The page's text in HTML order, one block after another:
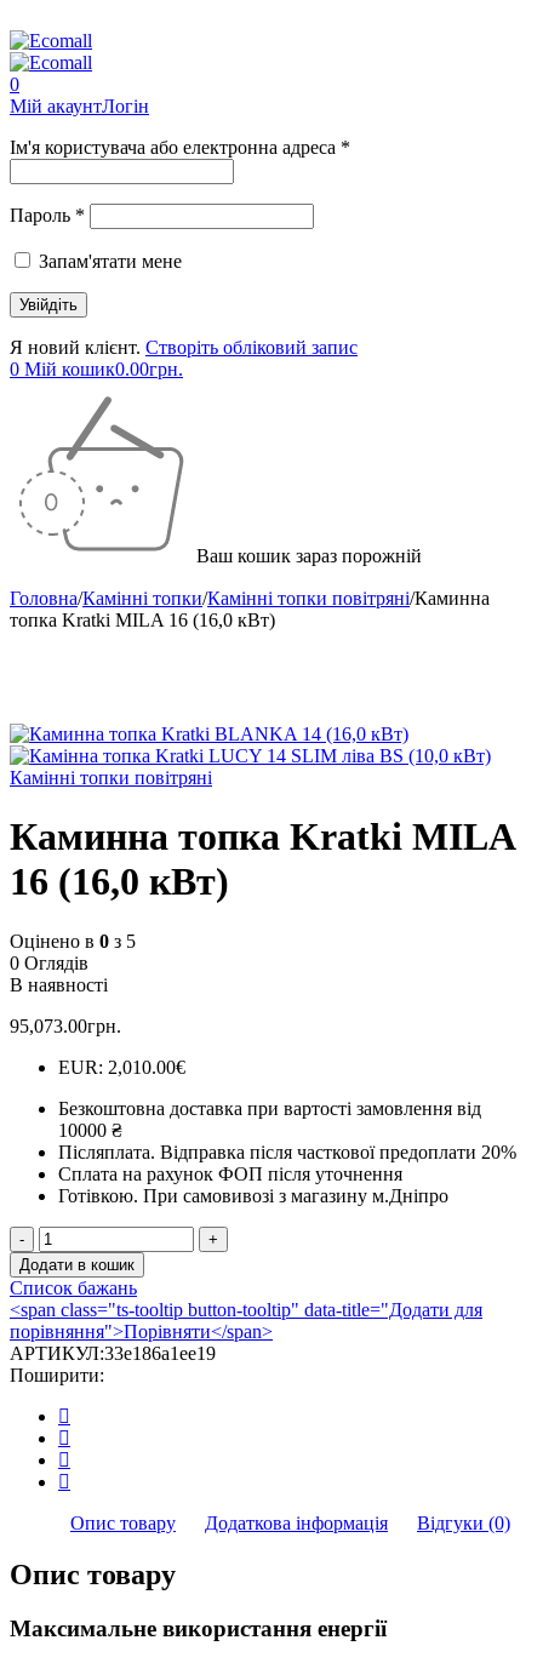
0
Мій акаунтЛогін
Ім'я користувача або електронна адреса *
Пароль *
Запам'ятати мене
Я новий клієнт. Створіть обліковий запис
0 Мій кошик0.00грн.
Ваш кошик зараз порожній
Головна/Камінні топки/Камінні топки повітряні/Каминна
топка Kratki MILA 16 (16,0 кВт)
Камінні топки повітряні
Каминна топка Kratki MILA
16 (16,0 кВт)
Оцінено в 0 з 5
0 Оглядів
В наявності
95,073.00грн.
EUR: 2,010.00€
Безкоштовна доставка при вартості замовлення від
10000 ₴
Післяплата. Відправка після часткової предоплати 20%
Сплата на рахунок ФОП після уточнення
Готівкою. При самовивозі з магазину м.Дніпро
Каминна
топка
Kratki
MILA
16
(16,0
кВт)
кількість
Додати в кошик
Список бажань
<span class="ts-tooltip button-tooltip" data-title="Додати для
порівняння">Порівняти</span>
АРТИКУЛ:33e186a1ee19
Поширити:
Опис товару Додаткова інформація Відгуки (0)
Опис товару
Максимальне використання енергії